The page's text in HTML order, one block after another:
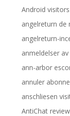
Android visitors
angelreturn de
angelreturn-
anmeldelser
ann-arbor
annuler
anschliesen
AntiChat review